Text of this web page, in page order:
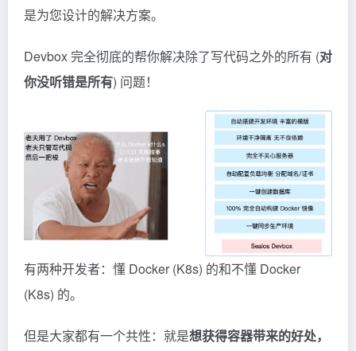
是为您设计的解决方案。
Devbox 完全彻底的帮你解决除了写代码之外的所有 (对
你没听错是所有) 问题！
有两种开发者：懂 Docker (K8s) 的和不懂 Docker
(K8s) 的。
但是大家都有一个共性：就是想获得容器带来的好处，